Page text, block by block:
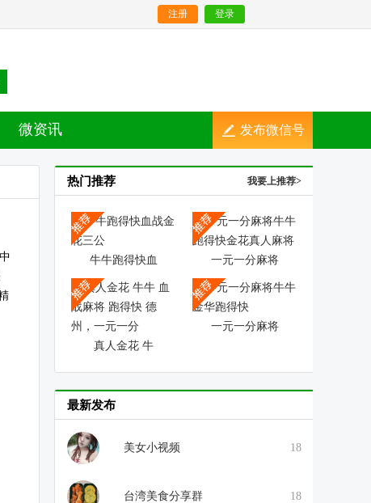
登录
注册
微资讯 发布微信号
热门推荐 我要上推荐>
牛牛跑得快血 一元一分麻将
真人金花 牛
一元一分麻将
最新发布
美女小视频 18
台湾美食分享群 18